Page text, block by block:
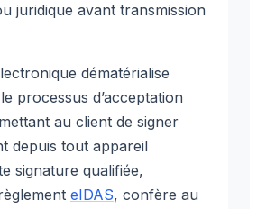
juridique avant transmission
dématérialise
processus d’acceptation
au client de signer
depuis tout appareil
signature qualifiée,
eIDAS, confère au